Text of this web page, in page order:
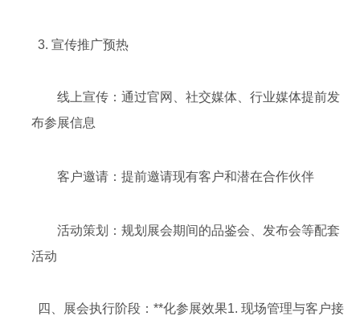
3. 宣传推广预热
线上宣传：通过官网、社交媒体、行业媒体提前发
布参展信息
客户邀请：提前邀请现有客户和潜在合作伙伴
活动策划：规划展会期间的品鉴会、发布会等配套
活动
四、展会执行阶段：**化参展效果1. 现场管理与客户接